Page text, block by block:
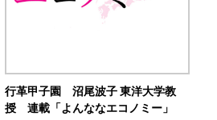
行革甲子園 沼尾波子 東洋大学教
授 連載「よんななエコノミー」